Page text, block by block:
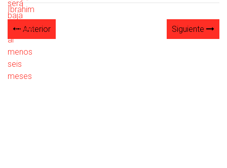
Anterior Siguiente